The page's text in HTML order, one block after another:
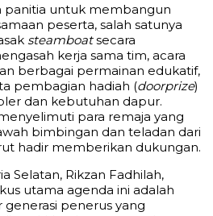
panitia untuk membangun
peserta, salah satunya
steamboatsecara
kerja sama tim, acara
berbagai permainan edukatif,
pembagian hadiah (doorprize)
dan kebutuhan dapur.
para remaja yang
bimbingan dan teladan dari
hadir memberikan dukungan.
Selatan, Rikzan Fadhilah,
utama agenda ini adalah
penerus yang